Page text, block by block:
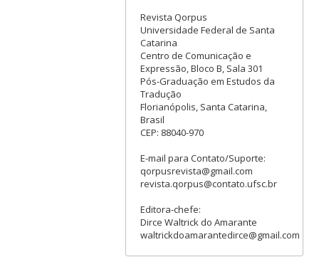
Revista Qorpus
Universidade Federal de Santa
Catarina
Centro de Comunicação e
Expressão, Bloco B, Sala 301
Pós-Graduação em Estudos da
Tradução
Florianópolis, Santa Catarina,
Brasil
CEP: 88040-970
E-mail para Contato/Suporte:
qorpusrevista@gmail.com
revista.qorpus@contato.ufsc.br
Editora-chefe:
Dirce Waltrick do Amarante
waltrickdoamarantedirce@gmail.com